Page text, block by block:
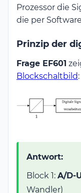
Prozessor die
die per
Prinzip der
Frage EF601
Blockschaltbild:
Antwort:
Block 1: A/D-
Wandler)